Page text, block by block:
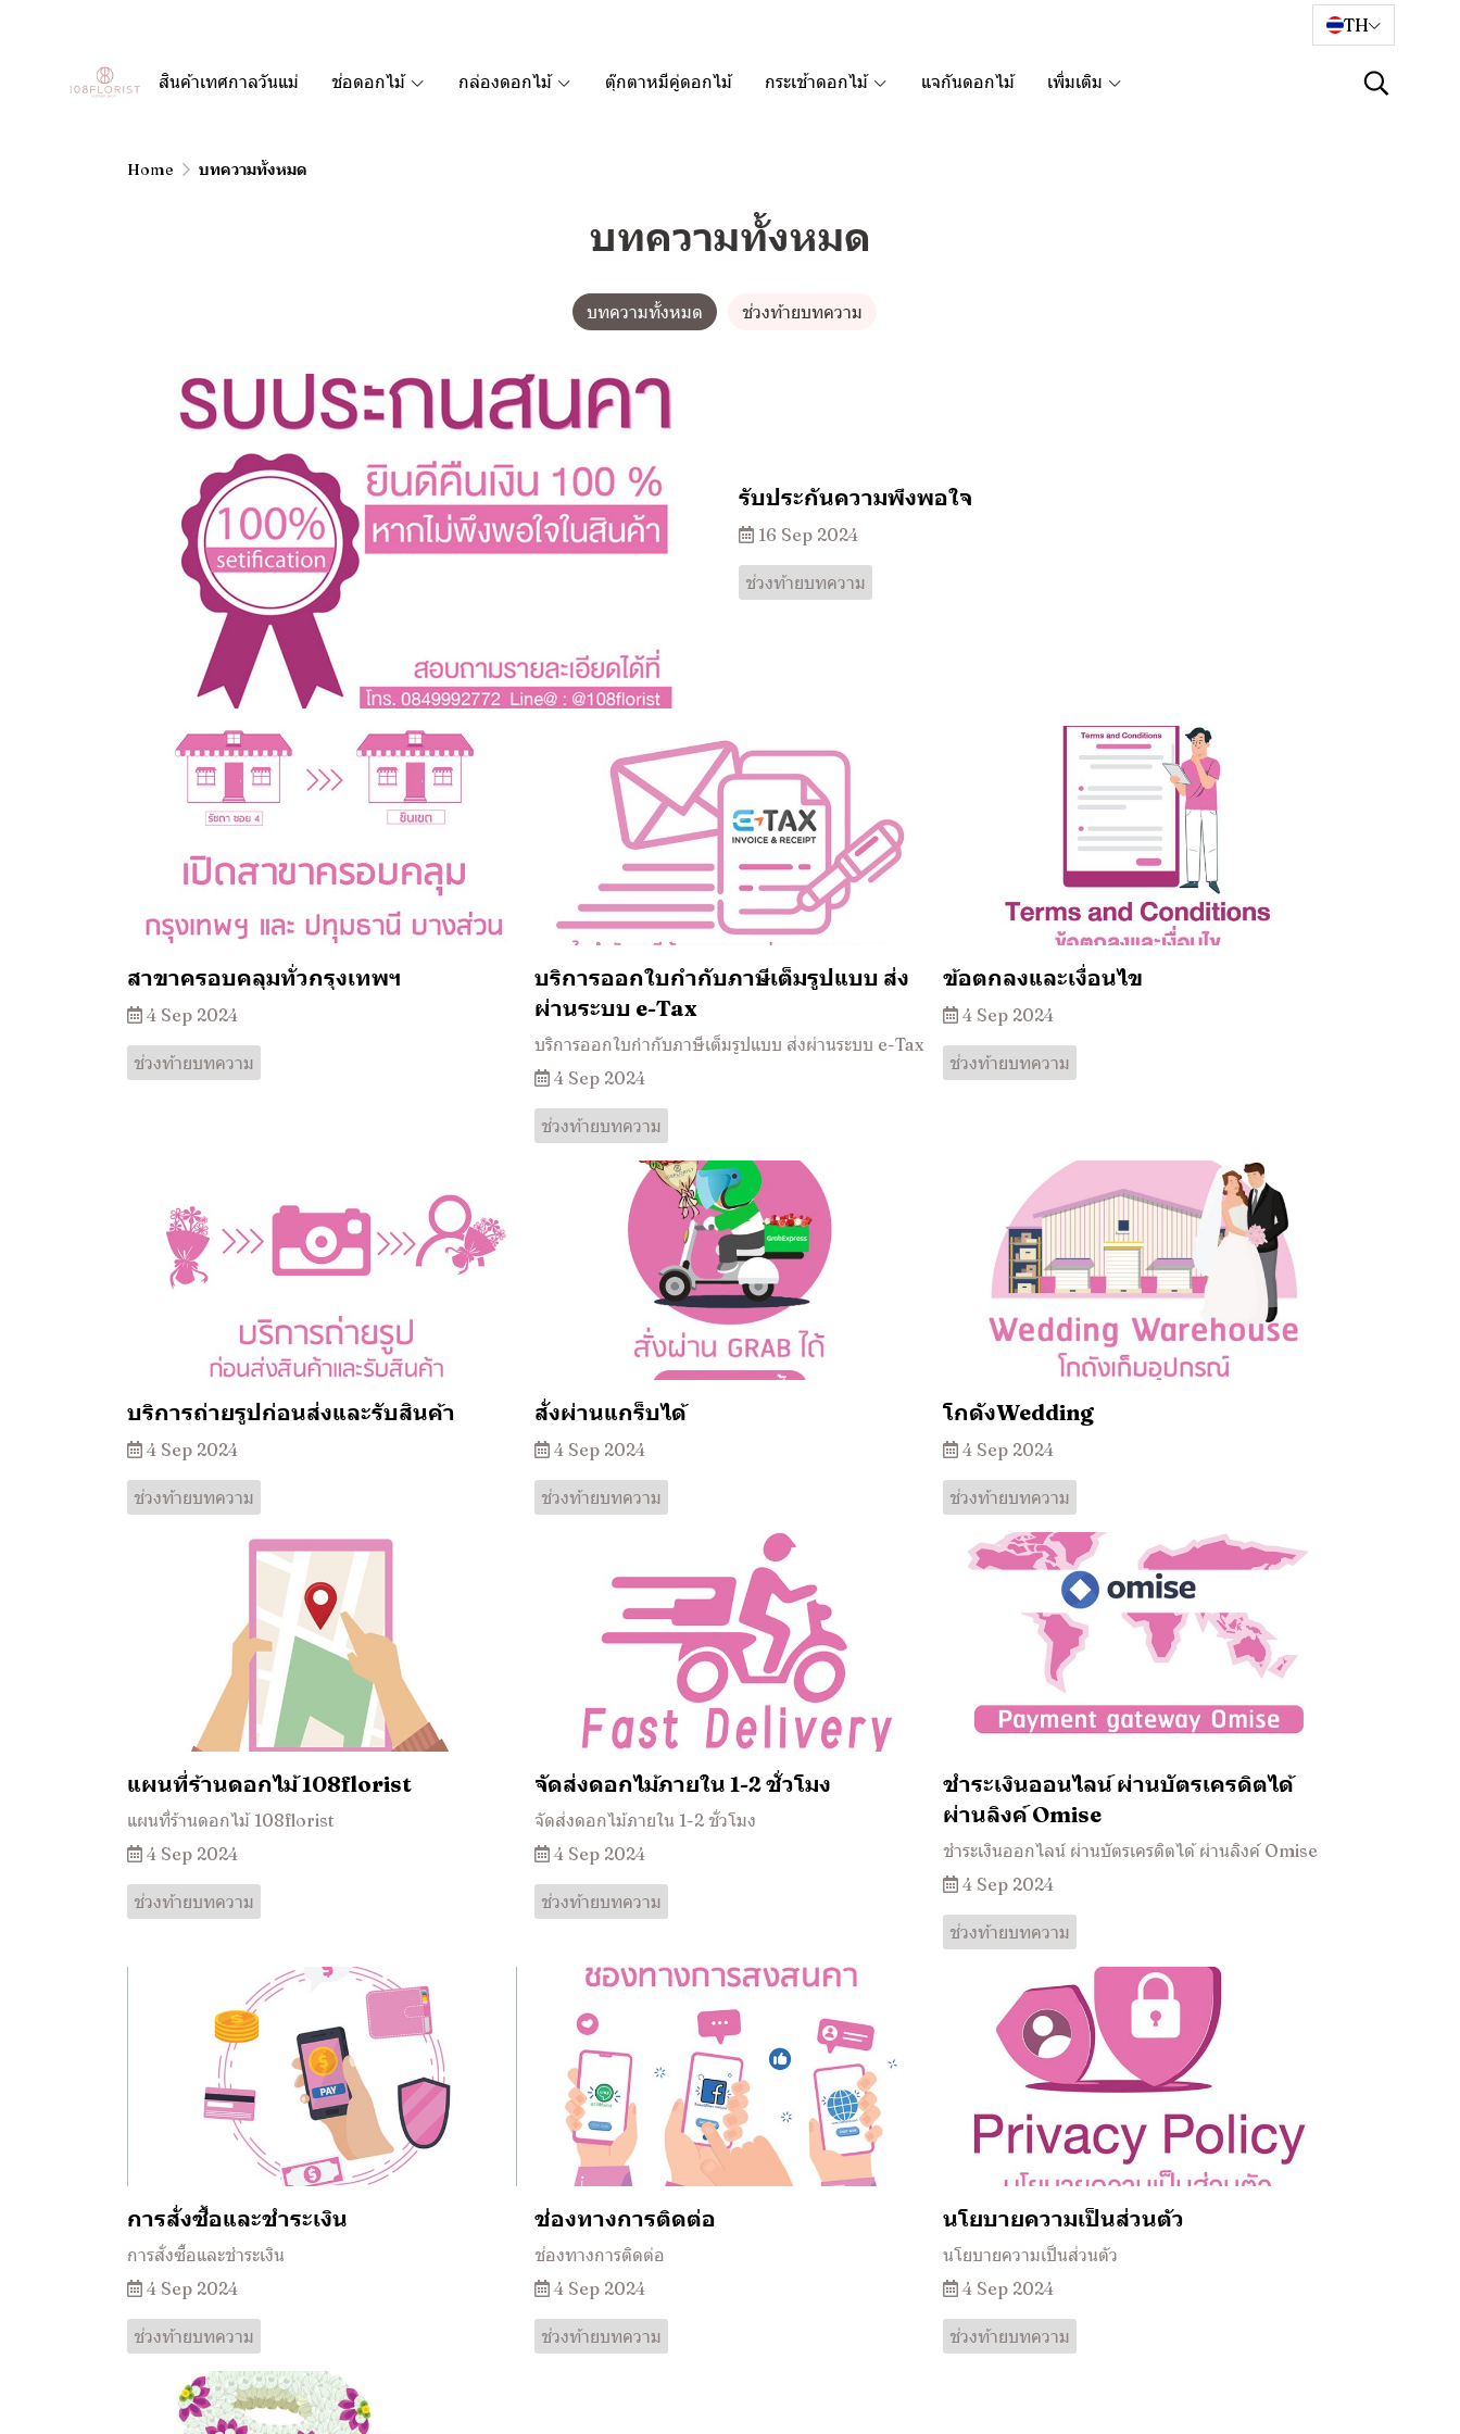
TH
สินค้าเทศกาลวันแม่ ช่อดอกไม้ กล่องดอกไม้ ตุ๊กตาหมีคู่ดอกไม้ กระเช้าดอกไม้ แจกันดอกไม้ เพิ่มเติม
Home บทความทั้งหมด
บทความทั้งหมด
บทความทั้งหมด ช่วงท้ายบทความ
รับประกันความพึงพอใจ
16 Sep 2024
ช่วงท้ายบทความ
สาขาครอบคลุมทั่วกรุงเทพฯ
4 Sep 2024
ช่วงท้ายบทความ
บริการออกใบกำกับภาษีเต็มรูปแบบ ส่ง
ผ่านระบบ e-Tax
บริการออกใบกำกับภาษีเต็มรูปแบบ ส่งผ่านระบบ e-Tax
4 Sep 2024
ช่วงท้ายบทความ
ข้อตกลงและเงื่อนไข
4 Sep 2024
ช่วงท้ายบทความ
บริการถ่ายรูปก่อนส่งและรับสินค้า
4 Sep 2024
ช่วงท้ายบทความ
สั่งผ่านแกร็บได้
4 Sep 2024
ช่วงท้ายบทความ
โกดังWedding
4 Sep 2024
ช่วงท้ายบทความ
แผนที่ร้านดอกไม้ 108florist
แผนที่ร้านดอกไม้ 108florist
4 Sep 2024
ช่วงท้ายบทความ
จัดส่งดอกไม้ภายใน 1-2 ชั่วโมง
จัดส่งดอกไม้ภายใน 1-2 ชั่วโมง
4 Sep 2024
ช่วงท้ายบทความ
ชำระเงินออนไลน์ ผ่านบัตรเครดิตได้
ผ่านลิงค์ Omise
ชำระเงินออกไลน์ ผ่านบัตรเครดิตได้ ผ่านลิงค์ Omise
4 Sep 2024
ช่วงท้ายบทความ
การสั่งซื้อและชำระเงิน
การสั่งซื้อและชำระเงิน
4 Sep 2024
ช่วงท้ายบทความ
ช่องทางการติดต่อ
ช่องทางการติดต่อ
4 Sep 2024
ช่วงท้ายบทความ
นโยบายความเป็นส่วนตัว
นโยบายความเป็นส่วนตัว
4 Sep 2024
ช่วงท้ายบทความ